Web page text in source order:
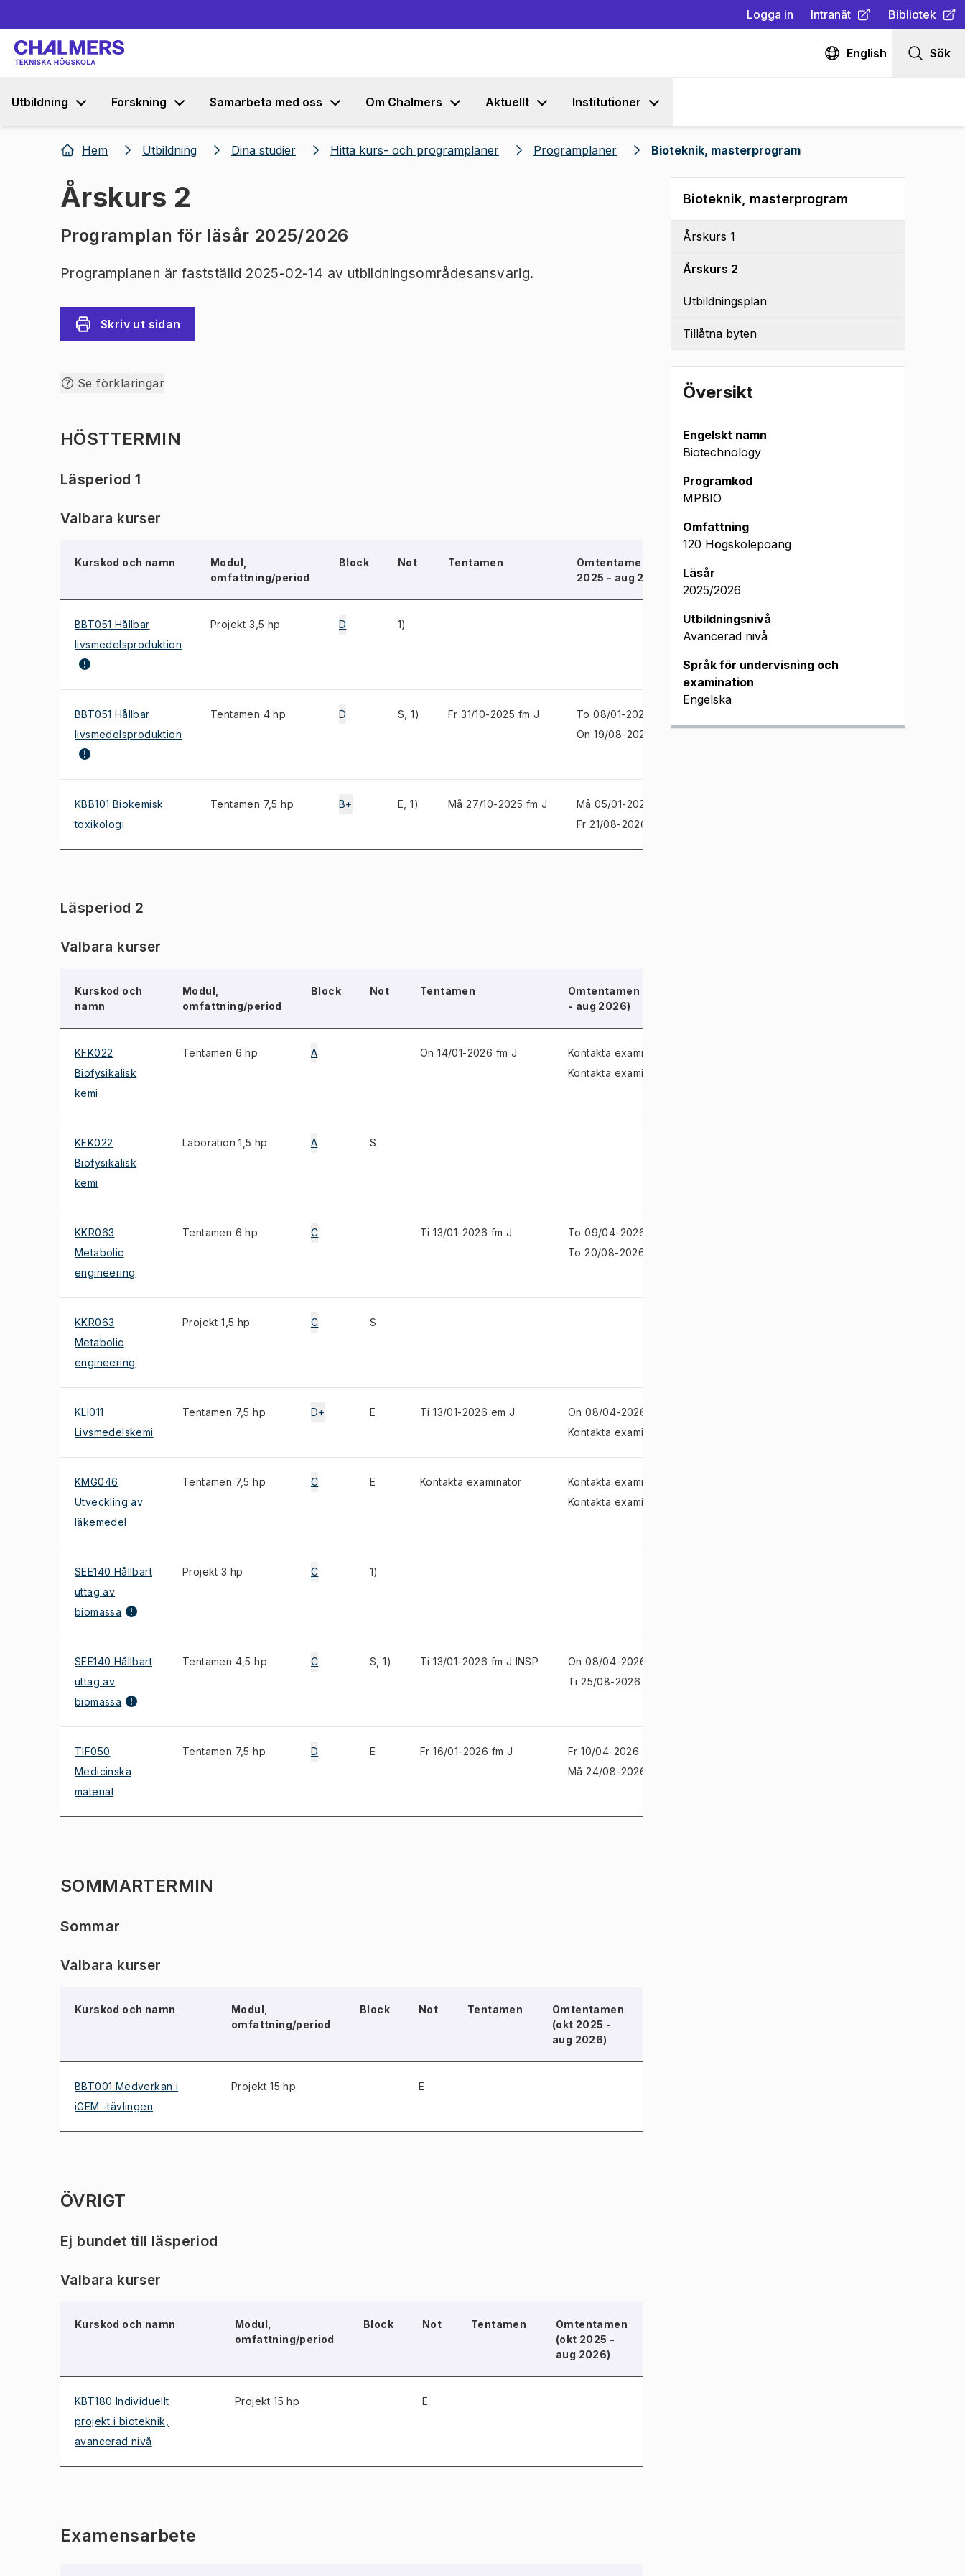
Logga in Intranät
(Öppnas i ny flik)
Bibliotek
(Öppnas i ny
English Sök
Utbildning Forskning Samarbeta med oss Om Chalmers Aktuellt Institutioner
Hem Utbildning Dina studier Hitta kurs- och programplaner Programplaner Bioteknik, masterprogram
Årskurs 2
Programplan för läsår 2025/2026
Programplanen är fastställd 2025-02-14 av utbildningsområdesansvarig.
Skriv ut sidan
Se förklaringar
HÖSTTERMIN
Läsperiod 1
Valbara kurser
Kurskod och namn
Modul,
omfattning/period
Block Not Tentamen
Omtentamen (okt
2025 - aug 2026)
BBT051 Hållbar
livsmedelsproduktion
Projekt 3,5 hp D 1)
BBT051 Hållbar
livsmedelsproduktion
Tentamen 4 hp D S, 1) Fr 31/10-2025 fm J
To 08/01-2026 fm J
On 19/08-2026 em J
KBB101 Biokemisk
toxikologi
Tentamen 7,5 hp B+ E, 1) Må 27/10-2025 fm J
Må 05/01-2026 fm J
Fr 21/08-2026 fm J
Läsperiod 2
Valbara kurser
Kurskod och
namn
Modul,
omfattning/period
Block Not Tentamen
Omtentamen (okt 2025
- aug 2026)
KFK022
Biofysikalisk
kemi
Tentamen 6 hp A On 14/01-2026 fm J
Kontakta examinator
Kontakta examinator
KFK022
Biofysikalisk
kemi
Laboration 1,5 hp A S
KKR063
Metabolic
engineering
Tentamen 6 hp C Ti 13/01-2026 fm J
To 09/04-2026 fm J
To 20/08-2026 fm J
KKR063
Metabolic
engineering
Projekt 1,5 hp C S
KLI011
Livsmedelskemi
Tentamen 7,5 hp D+ E Ti 13/01-2026 em J
On 08/04-2026 em J
Kontakta examinator
KMG046
Utveckling av
läkemedel
Tentamen 7,5 hp C E Kontakta examinator
Kontakta examinator
Kontakta examinator
SEE140 Hållbart
uttag av
biomassa
Projekt 3 hp C 1)
SEE140 Hållbart
uttag av
biomassa
Tentamen 4,5 hp C S, 1) Ti 13/01-2026 fm J INSP
On 08/04-2026 em J INSP
Ti 25/08-2026 em J INSP
TIF050
Medicinska
material
Tentamen 7,5 hp D E Fr 16/01-2026 fm J
Fr 10/04-2026 fm J
Må 24/08-2026 em J
SOMMARTERMIN
Sommar
Valbara kurser
Kurskod och namn
Modul,
omfattning/period
Block Not Tentamen
Omtentamen
(okt 2025 -
aug 2026)
BBT001 Medverkan i
iGEM -tävlingen
Projekt 15 hp E
ÖVRIGT
Ej bundet till läsperiod
Valbara kurser
Kurskod och namn
Modul,
omfattning/period
Block Not Tentamen
Omtentamen
(okt 2025 -
aug 2026)
KBT180 Individuellt
projekt i bioteknik,
avancerad nivå
Projekt 15 hp E
Examensarbete
Bioteknik, masterprogram
Årskurs 1
Årskurs 2
Utbildningsplan
Tillåtna byten
Översikt
Engelskt namn
Biotechnology
Programkod
MPBIO
Omfattning
120 Högskolepoäng
Läsår
2025/2026
Utbildningsnivå
Avancerad nivå
Språk för undervisning och
examination
Engelska